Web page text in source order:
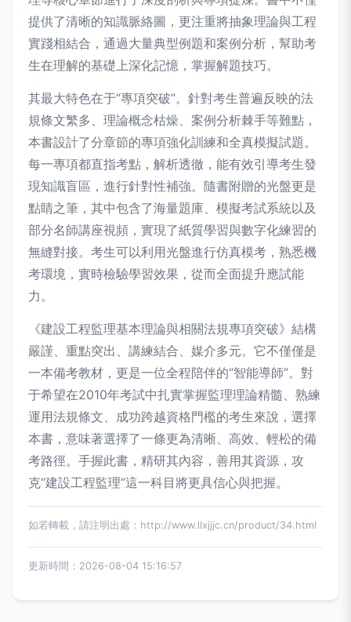
提供了清晰的知識脈絡圖，更注重將抽象理論與工程
實踐相結合，通過大量典型例題和案例分析，幫助考
生在理解的基礎上深化記憶，掌握解題技巧。
其最大特色在于“專項突破”。針對考生普遍反映的法
規條文繁多、理論概念枯燥、案例分析棘手等難點，
本書設計了分章節的專項強化訓練和全真模擬試題。
每一專項都直指考點，解析透徹，能有效引導考生發
現知識盲區，進行針對性補強。隨書附贈的光盤更是
點睛之筆，其中包含了海量題庫、模擬考試系統以及
部分名師講座視頻，實現了紙質學習與數字化練習的
無縫對接。考生可以利用光盤進行仿真模考，熟悉機
考環境，實時檢驗學習效果，從而全面提升應試能
力。
《建設工程監理基本理論與相關法規專項突破》結構
嚴謹、重點突出、講練結合、媒介多元。它不僅僅是
一本備考教材，更是一位全程陪伴的“智能導師”。對
于希望在2010年考試中扎實掌握監理理論精髓、熟練
運用法規條文、成功跨越資格門檻的考生來說，選擇
本書，意味著選擇了一條更為清晰、高效、輕松的備
考路徑。手握此書，精研其內容，善用其資源，攻
克“建設工程監理”這一科目將更具信心與把握。
如若轉載，請注明出處：http://www.llxjjjc.cn/product/34.html
更新時間：2026-08-04 15:16:57